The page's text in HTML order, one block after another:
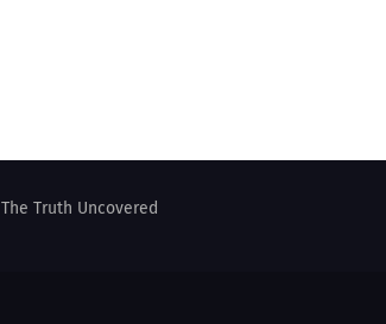
The Truth Uncovered